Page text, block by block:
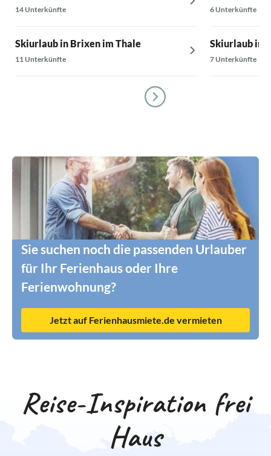
14 Unterkünfte
Skiurlaub in Brixen im Thale
11 Unterkünfte
6 Unterkünfte
Skiurlaub in
7 Unterkünfte
Sie suchen noch die passenden Urlauber
für Ihr Ferienhaus oder Ihre
Ferienwohnung?
Jetzt auf Ferienhausmiete.de vermieten
Reise-Inspiration frei
Haus